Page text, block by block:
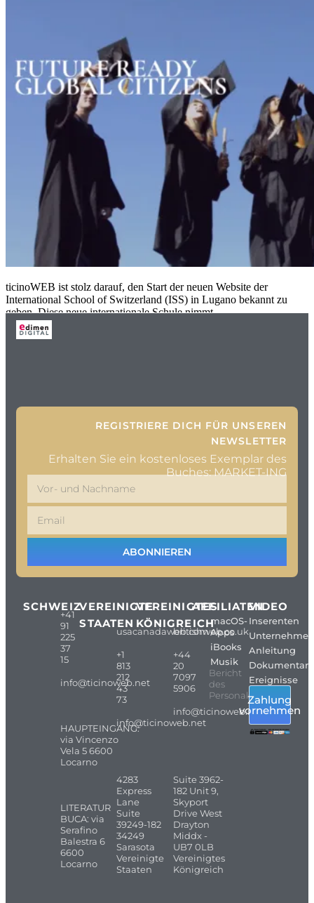
ticinoWEB ist stolz darauf, den Start der neuen Website der
International School of Switzerland (ISS) in Lugano bekannt zu
geben. Diese neue internationale Schule nimmt
REGISTRIERE DICH FÜR UNSEREN
NEWSLETTER
Erhalten Sie ein kostenloses Exemplar des
Buches: MARKET-ING
ABONNIEREN
SCHWEIZ
+41
91
225
37
15
info@ticinoweb.net
HAUPTEINGANG:
via Vincenzo
Vela 5 6600
Locarno
LITERATUR
BUCA: via
Serafino
Balestra 6
6600
Locarno
VEREINIGTE
STAATEN
usacanadaweb.com
+1
813
212
43
73
info@ticinoweb.net
4283
Express
Lane
Suite
39249-182
34249
Sarasota
Vereinigte
Staaten
VEREINIGTES
KÖNIGREICH
britishweb.co.uk
+44
20
7097
5906
info@ticinoweb.net
Suite 3962-
182 Unit 9,
Skyport
Drive West
Drayton
Middx -
UB7 0LB
Vereinigtes
Königreich
AFFILIATEN
macOS-
Apps
iBooks
Musik
Bericht
des
Personals
VIDEO
Inserenten
Unternehmen
Anleitung
Ereignisse
Zahlung
vornehmen